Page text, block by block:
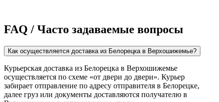
FAQ / Часто задаваемые вопросы
Как осуществляется доставка из Белорецка в Верхошижемье?
Курьерская доставка из Белорецка в Верхошижемье
осуществляется по схеме «от двери до двери». Курьер
забирает отправление по адресу отправителя в Белорецке,
далее груз или документы доставляются получателю в